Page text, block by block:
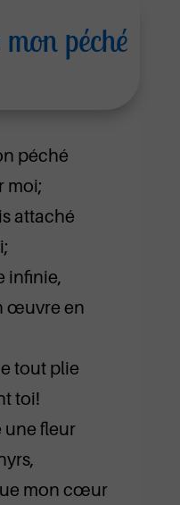
péché
péché
moi;
attaché
infinie,
œuvre en
tout plie
toi!
une fleur
mon cœur